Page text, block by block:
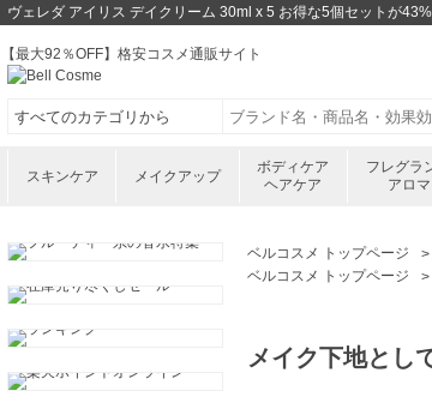
ヴェレダ アイリス デイクリーム 30ml x 5 お得な5個セットが
【最大92％OFF】格安コスメ通販サイト
スキンケア メイクアップ
ボディケア
ヘアケア
フレグラ
アロマ
ベルコスメ トップページ
ベルコスメ トップページ
メイク下地とし